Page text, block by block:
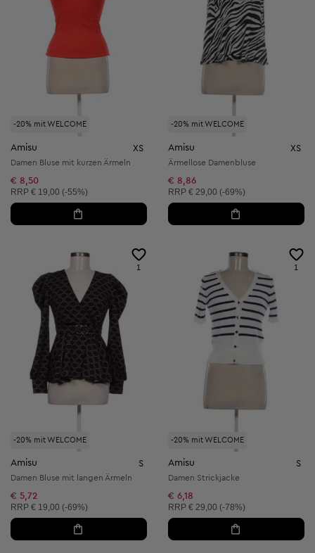
-20% mit WELCOME
Amisu XS
Damen Bluse mit kurzen Ärmeln
€ 8,50
Unverbindliche Preisempfehlung:
RRP € 19,00 (-55%)
-20% mit WELCOME
Amisu XS
Ärmellose Damenbluse
€ 8,86
Unverbindliche Preisempfehlung:
RRP € 29,00 (-69%)
-20% mit WELCOME
1
Amisu S
Damen Bluse mit langen Ärmeln
€ 5,72
Unverbindliche Preisempfehlung:
RRP € 19,00 (-69%)
-20% mit WELCOME
1
Amisu S
Damen Strickjacke
€ 6,18
Unverbindliche Preisempfehlung:
RRP € 29,00 (-78%)